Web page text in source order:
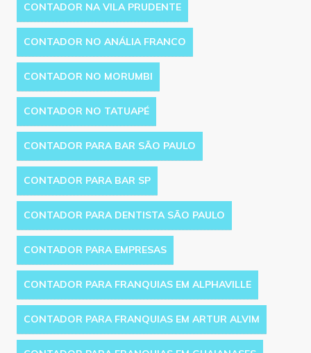
CONTADOR NA VILA PRUDENTE
CONTADOR NO ANÁLIA FRANCO
CONTADOR NO MORUMBI
CONTADOR NO TATUAPÉ
CONTADOR PARA BAR SÃO PAULO
CONTADOR PARA BAR SP
CONTADOR PARA DENTISTA SÃO PAULO
CONTADOR PARA EMPRESAS
CONTADOR PARA FRANQUIAS EM ALPHAVILLE
CONTADOR PARA FRANQUIAS EM ARTUR ALVIM